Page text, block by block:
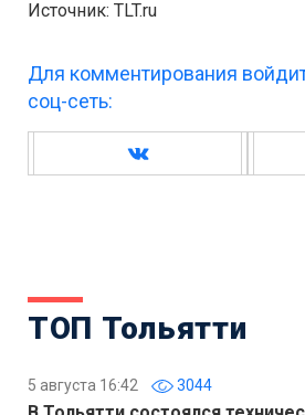
Источник: TLT.ru
Для комментирования
соц-сеть:
ТОП Тольятти
5 августа 16:42 3044